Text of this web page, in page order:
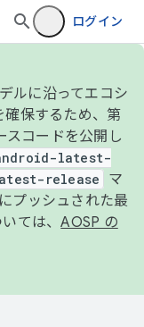
ログイン
ルに沿ってエコシ
確保するため、第
スコードを公開し
latest-
release
マ
プッシュされた最
ては、AOSP の